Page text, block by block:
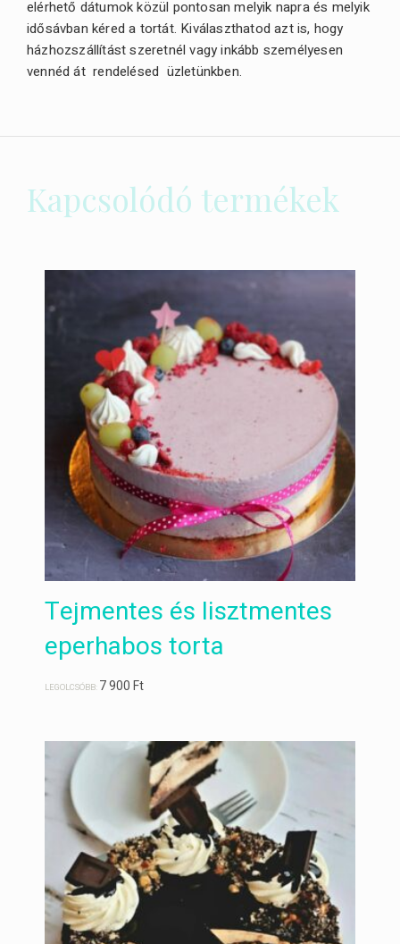
elérhető dátumok közül pontosan melyik napra és melyik
idősávban kéred a tortát. Kiválaszthatod azt is, hogy
házhozszállítást szeretnél vagy inkább személyesen
vennéd át rendelésed üzletünkben.
Kapcsolódó termékek
Tejmentes és lisztmentes
eperhabos torta
LEGOLCSÓBB: 7 900Ft